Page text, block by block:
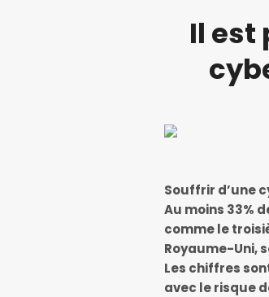
Il est
Souffrir d’une
Au moins 33%
comme le
Royaume-Uni,
Les chiffres
avec le risque